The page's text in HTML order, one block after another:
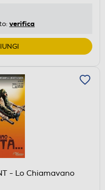
verifica
- Lo Chiamavano